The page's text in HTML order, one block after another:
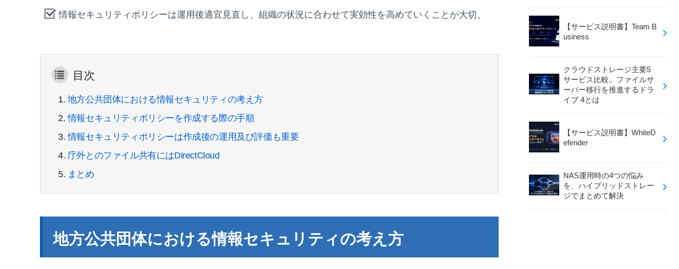
情報セキュリティポリシーは運用後適宜見直し、組織の状況に合わせて実効性を高めていくことが大切。
目次
1. 地方公共団体における情報セキュリティの考え方
2.情報セキュリティポリシーを作成する際の手順
3.情報セキュリティポリシーは作成後の運用及び評価も重要
4. 庁外とのファイル共有にはDirectCloud
5. まとめ
地方公共団体における情報セキュリティの考え方
【サービス説明書】Team B
usiness
クラウドストレージ主要5
サービス比較。ファイルサ
ーバー移行を推進するドラ
イブ 4とは
【サービス説明書】WhiteD
efender
NAS運用時の4つの悩み
を、ハイブリッドストレー
ジでまとめて解決